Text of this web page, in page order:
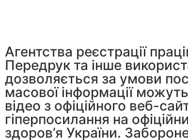
Агентства реєстрації
Передрук та інше
дозволяється за умови
масової інформації
відео з офіційного веб-
гіперпосилання на
здоров’я України.